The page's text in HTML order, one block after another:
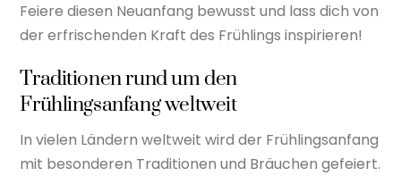
Feiere diesen Neuanfang bewusst und lass dich von
der erfrischenden Kraft des Frühlings inspirieren!
Traditionen rund um den
Frühlingsanfang weltweit
In vielen Ländern weltweit wird der Frühlingsanfang
mit besonderen Traditionen und Bräuchen gefeiert.